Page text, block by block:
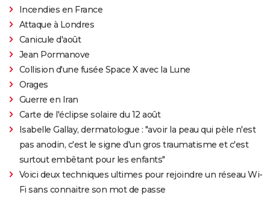
Incendies en France
Attaque à Londres
Canicule d'août
Jean Pormanove
Collision d'une fusée Space X avec la Lune
Orages
Guerre en Iran
Carte de l'éclipse solaire du 12 août
Isabelle Gallay, dermatologue : "avoir la peau qui pèle n'est
pas anodin, c'est le signe d'un gros traumatisme et c'est
surtout embêtant pour les enfants"
Voici deux techniques ultimes pour rejoindre un réseau Wi-
Fi sans connaitre son mot de passe